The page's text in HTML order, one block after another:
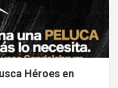
Héroes en